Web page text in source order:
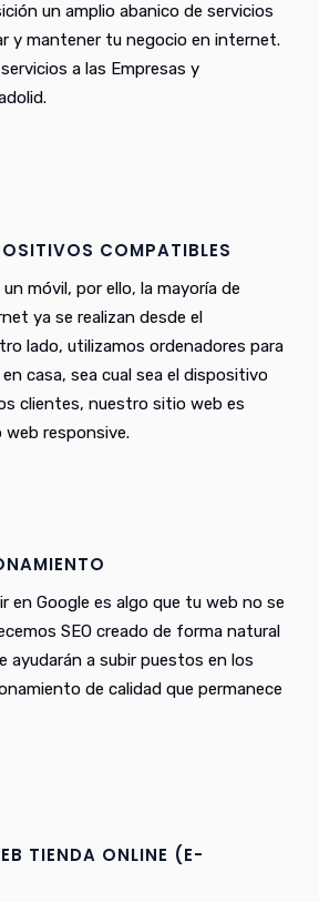
un amplio abanico de servicios
y mantener tu negocio en internet.
a las Empresas y
COMPATIBLES
móvil, por ello, la mayoría de
ya se realizan desde el
lado, utilizamos ordenadores para
casa, sea cual sea el dispositivo
clientes, nuestro sitio web es
web responsive.
en Google es algo que tu web no se
SEO creado de forma natural
ayudarán a subir puestos en los
de calidad que permanece
TIENDA ONLINE (E-